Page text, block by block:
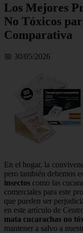
Los Mejores
No Tóxicos
Comparativa
📅 30/05/2026
En el hogar, la
pero también debemos
insectos como las
comerciales para este
que pueden ser
en este artículo de
mata cucarachas no
mantener a salvo a